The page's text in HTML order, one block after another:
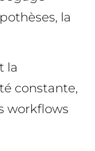
la
la
constante,
workflows